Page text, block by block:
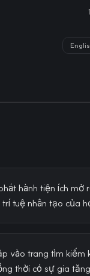
hành tiện ích
tuệ nhân tạo của
vào trang tìm kiếm
thời có sự gia